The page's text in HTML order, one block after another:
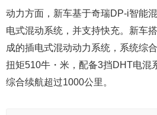
动力方面，新车基于奇瑞DP-i智能
电式混动系统，并支持快充。新车
成的插电式混动动力系统，系统综
扭矩510牛・米，配备3挡DHT电混
综合续航超过1000公里。